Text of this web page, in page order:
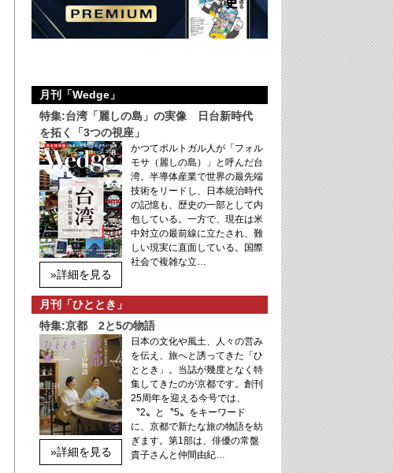
月刊「Wedge」
特集:台湾「麗しの島」の実像 日台新時代
を拓く「3つの視座」
»詳細を見る
かつてポルトガル人が「フォル
モサ（麗しの島）」と呼んだ台
湾。半導体産業で世界の最先端
技術をリードし、日本統治時代
の記憶も、歴史の一部として内
包している。一方で、現在は米
中対立の最前線に立たされ、難
しい現実に直面している。国際
社会で複雑な立…
月刊「ひととき」
特集:京都 2と5の物語
»詳細を見る
日本の文化や風土、人々の営み
を伝え、旅へと誘ってきた「ひ
ととき」。当誌が幾度となく特
集してきたのが京都です。創刊
25周年を迎える今号では、
〝2〟と〝5〟をキーワード
に、京都で新たな旅の物語を紡
ぎます。第1部は、俳優の常盤
貴子さんと仲間由紀…